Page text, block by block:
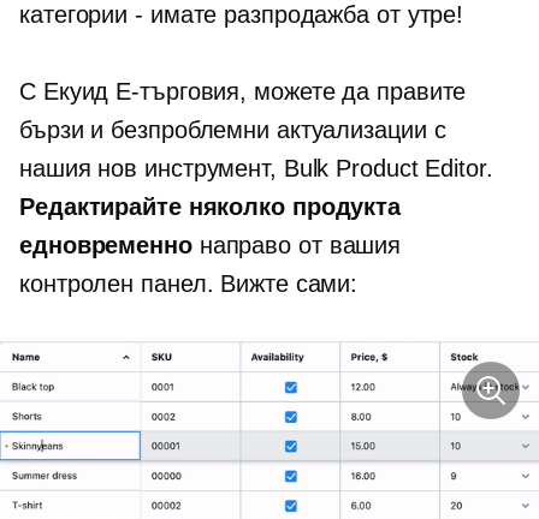
категории - имате разпродажба от утре!
С Екуид Е-търговия, можете да правите
бързи и безпроблемни актуализации с
нашия нов инструмент, Bulk Product Editor.
Редактирайте няколко продукта
едновременнонаправо от вашия
контролен панел. Вижте сами: